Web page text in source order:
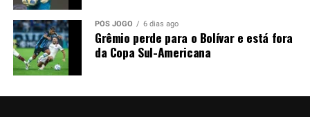
PÓS JOGO 6 dias ago
Grêmio perde para o Bolívar e está fora
da Copa Sul-Americana